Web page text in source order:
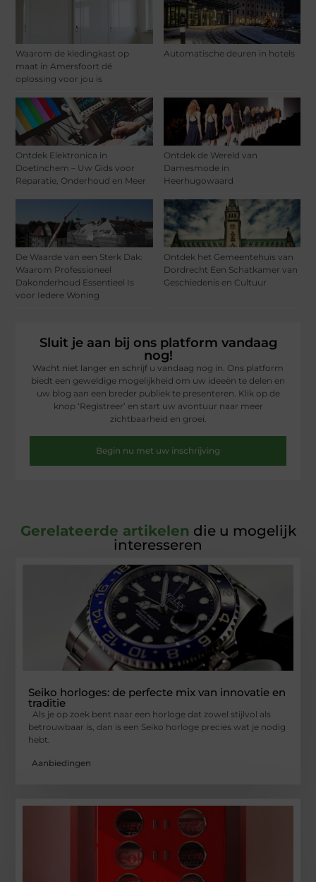
Waarom de kledingkast op
maat in Amersfoort dé
oplossing voor jou is
Automatische deuren in hotels
Ontdek Elektronica in
Doetinchem – Uw Gids voor
Reparatie, Onderhoud en Meer
Ontdek de Wereld van
Damesmode in
Heerhugowaard
De Waarde van een Sterk Dak:
Waarom Professioneel
Dakonderhoud Essentieel Is
voor Iedere Woning
Ontdek het Gemeentehuis van
Dordrecht Een Schatkamer van
Geschiedenis en Cultuur
Sluit je aan bij ons platform vandaag
nog!
Wacht niet langer en schrijf u vandaag nog in. Ons platform
biedt een geweldige mogelijkheid om uw ideeën te delen en
uw blog aan een breder publiek te presenteren. Klik op de
knop ‘Registreer’ en start uw avontuur naar meer
zichtbaarheid en groei.
Begin nu met uw inschrijving
Gerelateerde artikelen die u mogelijk
interesseren
Seiko horloges: de perfecte mix van innovatie en
traditie
Als je op zoek bent naar een horloge dat zowel stijlvol als
betrouwbaar is, dan is een Seiko horloge precies wat je nodig
hebt.
Aanbiedingen